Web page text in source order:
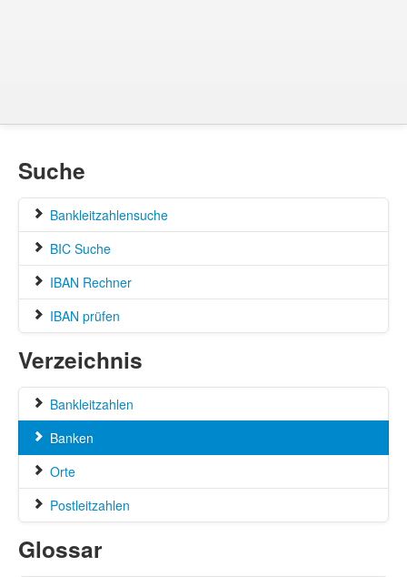
Suche
Bankleitzahlensuche
BIC Suche
IBAN Rechner
IBAN prüfen
Verzeichnis
Bankleitzahlen
Banken
Orte
Postleitzahlen
Glossar